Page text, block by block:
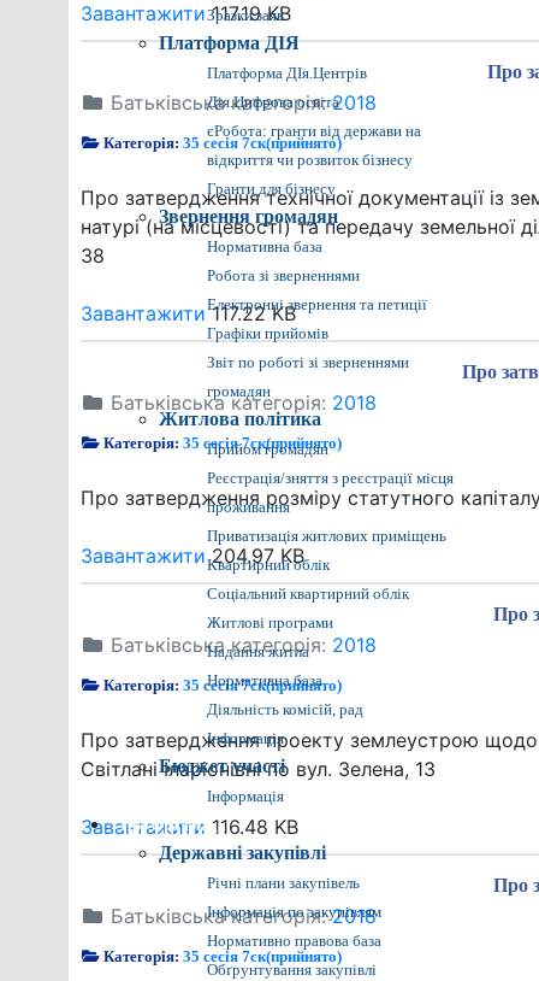
Зразки заяв
Платформа ДІЯ
Платформа ДІя.Центрів
Дія.Цифрова освіта
єРобота: гранти від держави на
відкриття чи розвиток бізнесу
Гранти для бізнесу
Звернення громадян
Нормативна база
Робота зі зверненнями
Електронні звернення та петиції
Графіки прийомів
Звіт по роботі зі зверненнями
громадян
Житлова політика
Прийом громадян
Реєстрація/зняття з реєстрації місця
проживання
Приватизація житлових приміщень
Квартирний облік
Соціальний квартирний облік
Житлові програми
Надання житла
Нормативна база
Діяльність комісій, рад
Інформація
Бюджет участі
Інформація
Прозора влада
Державні закупівлі
Річні плани закупівель
Інформація по закупівлям
Нормативно правова база
Обґрунтування закупівлі
Завантажити117.19 KB
Про
Батьківська категорія:2018
Категорія:35 сесія 7ск(прийнято)
Про затвердження технічної документації із
натурі (на місцевості) та передачу
38
Завантажити117.22 KB
Про
Батьківська категорія: 2018
Категорія:35 сесія 7ск(прийнято)
Про затвердження розміру статутного
Завантажити204.97 KB
Про
Батьківська категорія: 2018
Категорія:35 сесія 7ск(прийнято)
Про затвердження проекту землеустрою щодо
Світлані Іларіонівні по вул. Зелена, 13
Завантажити 116.48 KB
Про
Батьківська категорія:2018
Категорія:35 сесія 7ск(прийнято)